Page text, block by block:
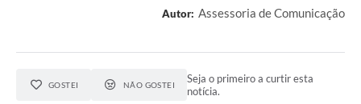
Autor: Assessoria de Comunicação
GOSTEI NÃO GOSTEI
Seja o primeiro a curtir esta
notícia.